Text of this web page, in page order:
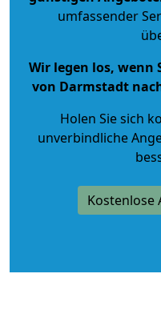
umfassender
Wir legen los, wenn
von Darmstadt
Holen Sie sich
unverbindliche
Kostenlose